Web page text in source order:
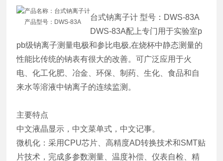
产品名称：台式钠离子计
产品型号：DWS-83A
台式钠离子计 型号：DWS-83A
DWS-83A配上专门用于实验室p
pb级钠离子测量电极和参比电极,在烧杯中静态测量的
性能比传统的钠表有很大的改善。可广泛应用于火
电、化工化肥、冶金、环保、制药、生化、食品和自
来水等溶液中钠离子的连续监测。
主要特点
中文液晶显示，中文菜单式，中文记事。
微机化：采用CPU芯片、高精度AD转换技术和SMT贴
片技术，完成多参数测量、温度补偿、仪表自检、精